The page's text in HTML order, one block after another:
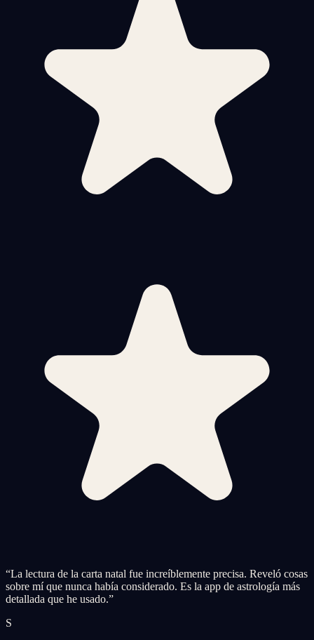
“La lectura de la carta natal fue increíblemente precisa. Reveló cosas
sobre mí que nunca había considerado. Es la app de astrología más
detallada que he usado.”
S